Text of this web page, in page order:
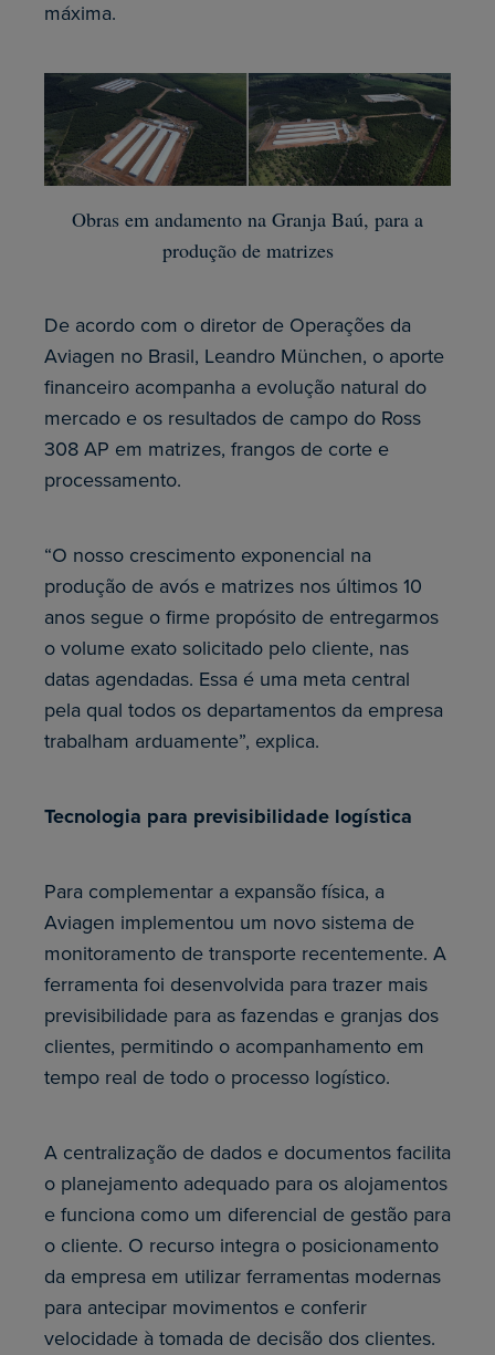
máxima.
Obras em andamento na Granja Baú, para a
produção de matrizes
De acordo com o diretor de Operações da
Aviagen no Brasil, Leandro München, o aporte
financeiro acompanha a evolução natural do
mercado e os resultados de campo do Ross
308 AP em matrizes, frangos de corte e
processamento.
“O nosso crescimento exponencial na
produção de avós e matrizes nos últimos 10
anos segue o firme propósito de entregarmos
o volume exato solicitado pelo cliente, nas
datas agendadas. Essa é uma meta central
pela qual todos os departamentos da empresa
trabalham arduamente”, explica.
Tecnologia para previsibilidade logística
Para complementar a expansão física, a
Aviagen implementou um novo sistema de
monitoramento de transporte recentemente. A
ferramenta foi desenvolvida para trazer mais
previsibilidade para as fazendas e granjas dos
clientes, permitindo o acompanhamento em
tempo real de todo o processo logístico.
A centralização de dados e documentos facilita
o planejamento adequado para os alojamentos
e funciona como um diferencial de gestão para
o cliente. O recurso integra o posicionamento
da empresa em utilizar ferramentas modernas
para antecipar movimentos e conferir
velocidade à tomada de decisão dos clientes.